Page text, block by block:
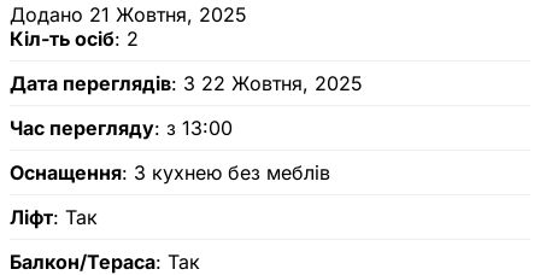
Додано 21 Жовтня, 2025
Кіл-ть осіб: 2
Дата переглядів: З 22 Жовтня, 2025
Час перегляду: з 13:00
Оснащення: З кухнею без меблів
Ліфт: Так
Балкон/Тераса: Так